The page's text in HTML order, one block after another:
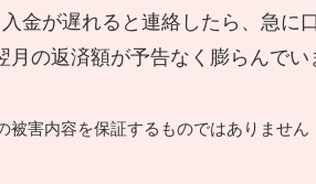
金が遅れると連絡したら、急に
月の返済額が予告なく膨らんで
被害内容を保証するものではありません